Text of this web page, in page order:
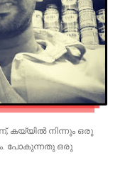
കയ്യിൽ നിന്നും ഒരു
പോകുന്നതു ഒരു